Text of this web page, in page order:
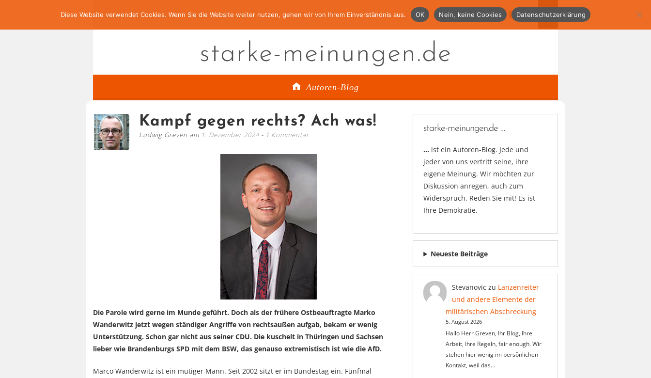
starke-meinungen.de
Autoren-Blog
Kampf gegen rechts? Ach was!
Ludwig Greven am 1. Dezember 2024 1 Kommentar
Die Parole wird gerne im Munde geführt. Doch als der frühere Ostbeauftragte Marko
Wanderwitz jetzt wegen ständiger Angriffe von rechtsaußen aufgab, bekam er wenig
Unterstützung. Schon gar nicht aus seiner CDU. Die kuschelt in Thüringen und Sachsen
lieber wie Brandenburgs SPD mit dem BSW, das genauso extremistisch ist wie die AfD.
Marco Wanderwitz ist ein mutiger Mann. Seit 2002 sitzt er im Bundestag ein. Fünfmal
starke-meinungen.de …
… ist ein Autoren-Blog. Jede und
jeder von uns vertritt seine, ihre
eigene Meinung. Wir möchten zur
Diskussion anregen, auch zum
Widerspruch. Reden Sie mit! Es ist
Ihre Demokratie.
Neueste Beiträge
Stevanovic zu Lanzenreiter
und andere Elemente der
militärischen Abschreckung
5. August 2026
Hallo Herr Greven, Ihr Blog, Ihre
Arbeit, Ihre Regeln, fair enough. Wir
stehen hier wenig im persönlichen
Kontakt, weil das…
Diese Website verwendet Cookies. Wenn Sie die Website weiter nutzen, gehen wir von Ihrem Einverständnis aus. OK Nein, keine Cookies Datenschutzerklärung